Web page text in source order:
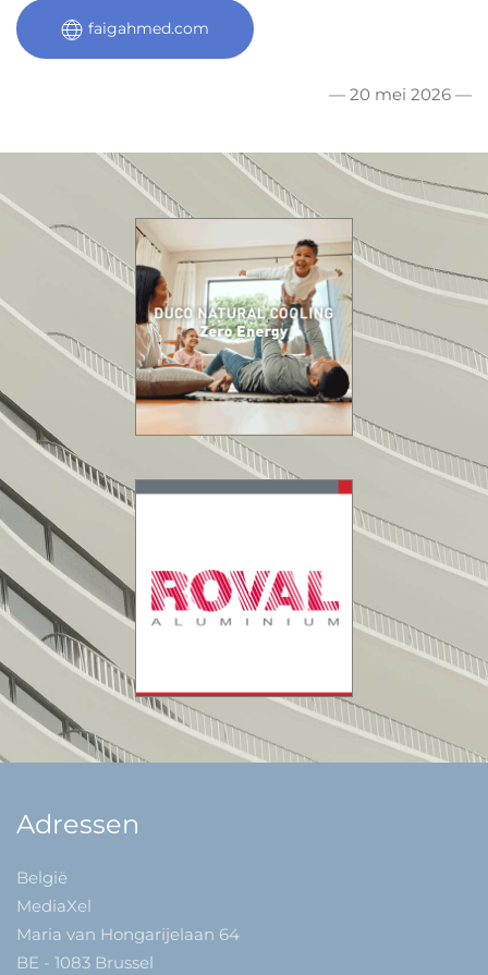
faigahmed.com
— 20 mei 2026 —
Adressen
België
MediaXel
Maria van Hongarijelaan 64
BE - 1083 Brussel